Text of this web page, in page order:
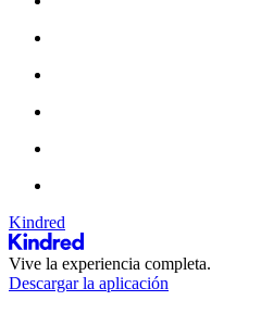
Kindred
Vive la experiencia completa.
Descargar la aplicación